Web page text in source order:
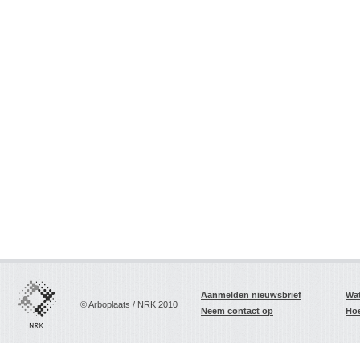
© Arboplaats / NRK 2010
Aanmelden nieuwsbrief
Neem contact op